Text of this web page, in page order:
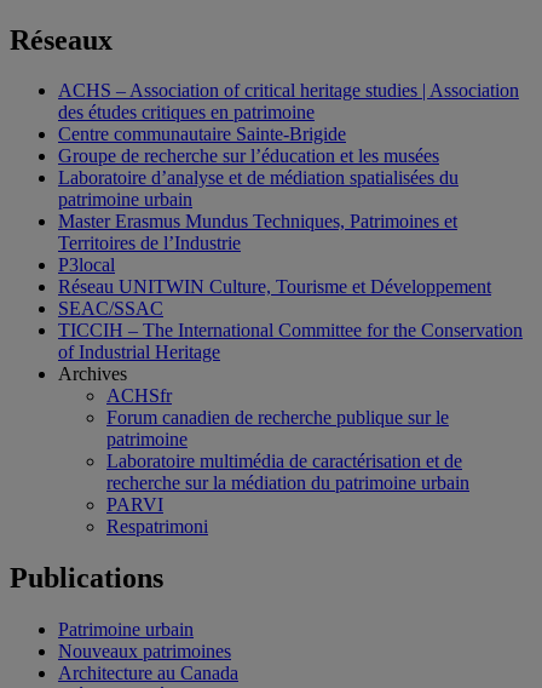
Réseaux
ACHS – Association of critical heritage studies | Association
des études critiques en patrimoine
Centre communautaire Sainte-Brigide
Groupe de recherche sur l’éducation et les musées
Laboratoire d’analyse et de médiation spatialisées du
patrimoine urbain
Master Erasmus Mundus Techniques, Patrimoines et
Territoires de l’Industrie
P3local
Réseau UNITWIN Culture, Tourisme et Développement
SEAC/SSAC
TICCIH – The International Committee for the Conservation
of Industrial Heritage
Archives
ACHSfr
Forum canadien de recherche publique sur le
patrimoine
Laboratoire multimédia de caractérisation et de
recherche sur la médiation du patrimoine urbain
PARVI
Respatrimoni
Publications
Patrimoine urbain
Nouveaux patrimoines
Architecture au Canada